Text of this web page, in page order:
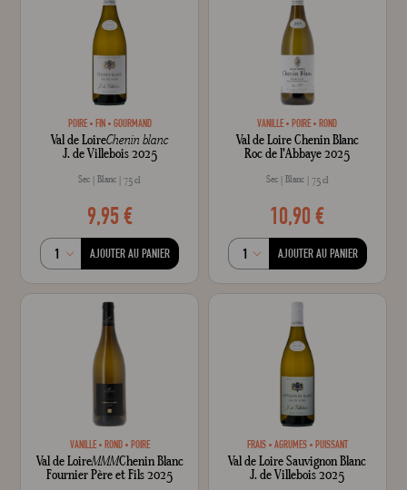
POIRE FIN GOURMAND
Val de LoireChenin blanc
J. de Villebois 2025
Sec Blanc 75 cl
9,95 €
AJOUTER AU PANIER
VANILLE POIRE ROND
Val de Loire Chenin Blanc
Roc de l'Abbaye 2025
Sec Blanc 75 cl
10,90 €
AJOUTER AU PANIER
VANILLE ROND POIRE
Val de LoireMMMChenin Blanc
Fournier Père et Fils 2025
FRAIS AGRUMES PUISSANT
Val de Loire Sauvignon Blanc
J. de Villebois 2025